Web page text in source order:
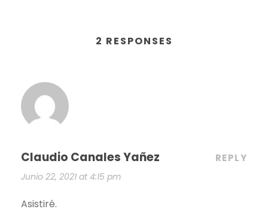
2 RESPONSES
Claudio Canales Yañez
Junio 22, 2021 at 4:15 pm
REPLY
Asistiré.